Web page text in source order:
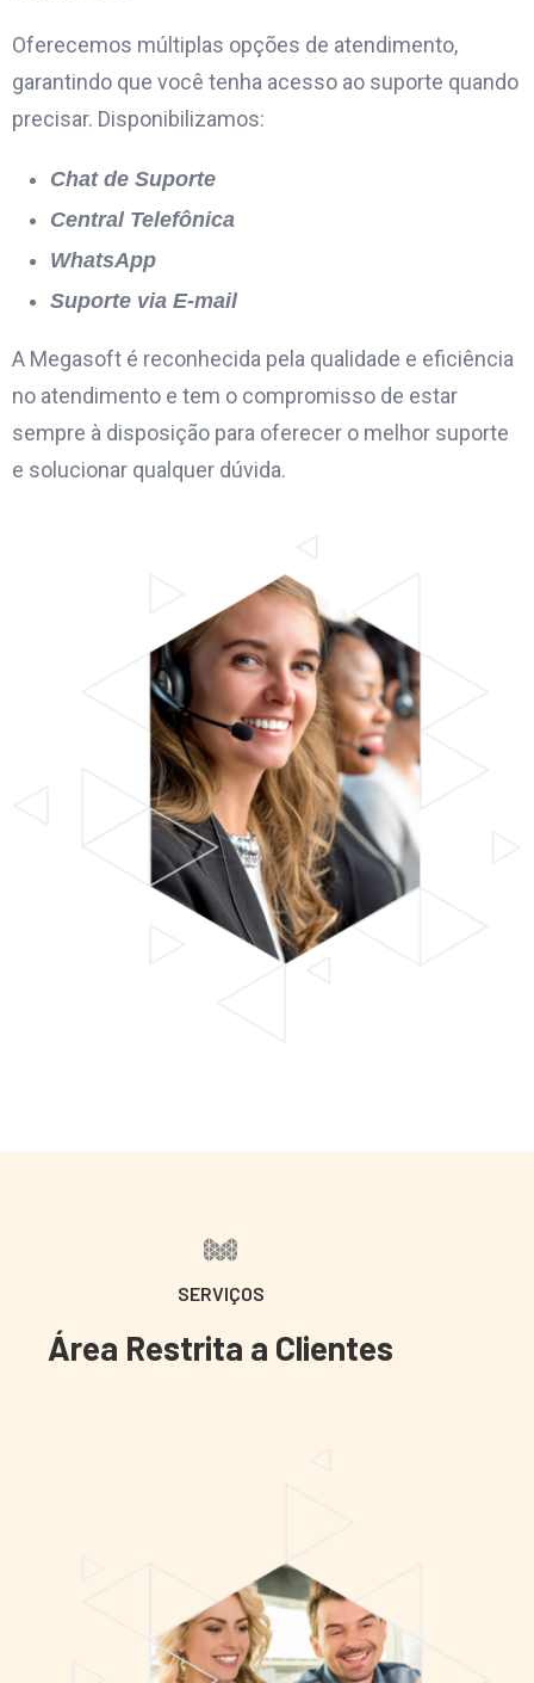
Oferecemos múltiplas opções de atendimento,
garantindo que você tenha acesso ao suporte quando
precisar. Disponibilizamos:
Chat de Suporte
Central Telefônica
WhatsApp
Suporte via E-mail
A Megasoft é reconhecida pela qualidade e eficiência
no atendimento e tem o compromisso de estar
sempre à disposição para oferecer o melhor suporte
e solucionar qualquer dúvida.
SERVIÇOS
Área Restrita a Clientes